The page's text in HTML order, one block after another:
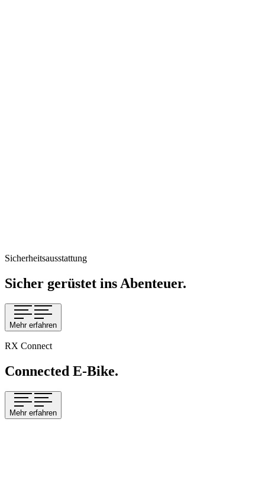
Sicherheitsausstattung
Sicher gerüstet ins Abenteuer.
Mehr erfahren
RX Connect
Connected E-Bike.
Mehr erfahren